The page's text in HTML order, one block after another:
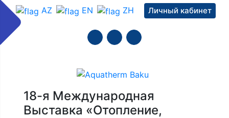
AZ EN ZH Личный кабинет
18-я Международная
Выставка «Отопление,